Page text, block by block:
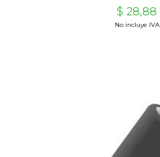
$ 28,88
No incluye IVA